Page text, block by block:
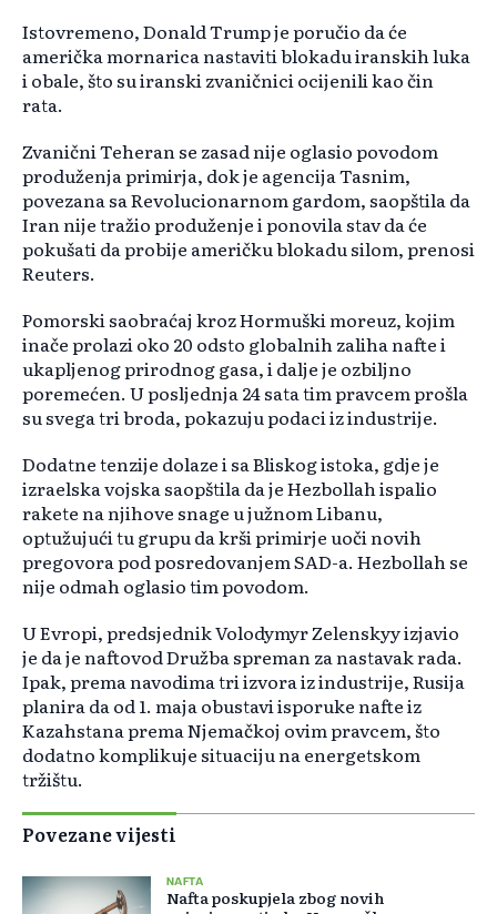
Istovremeno, Donald Trump je poručio da će
američka mornarica nastaviti blokadu iranskih luka
i obale, što su iranski zvaničnici ocijenili kao čin
rata.
Zvanični Teheran se zasad nije oglasio povodom
produženja primirja, dok je agencija Tasnim,
povezana sa Revolucionarnom gardom, saopštila da
Iran nije tražio produženje i ponovila stav da će
pokušati da probije američku blokadu silom, prenosi
Reuters.
Pomorski saobraćaj kroz Hormuški moreuz, kojim
inače prolazi oko 20 odsto globalnih zaliha nafte i
ukapljenog prirodnog gasa, i dalje je ozbiljno
poremećen. U posljednja 24 sata tim pravcem prošla
su svega tri broda, pokazuju podaci iz industrije.
Dodatne tenzije dolaze i sa Bliskog istoka, gdje je
izraelska vojska saopštila da je Hezbollah ispalio
rakete na njihove snage u južnom Libanu,
optužujući tu grupu da krši primirje uoči novih
pregovora pod posredovanjem SAD-a. Hezbollah se
nije odmah oglasio tim povodom.
U Evropi, predsjednik Volodymyr Zelenskyy izjavio
je da je naftovod Družba spreman za nastavak rada.
Ipak, prema navodima tri izvora iz industrije, Rusija
planira da od 1. maja obustavi isporuke nafte iz
Kazahstana prema Njemačkoj ovim pravcem, što
dodatno komplikuje situaciju na energetskom
tržištu.
Povezane vijesti
NAFTA
Nafta poskupjela zbog novih